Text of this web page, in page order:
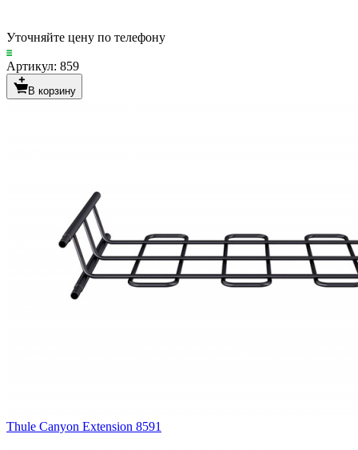
Уточняйте цену по телефону
Артикул: 859
В корзину
Thule Canyon Extension 8591